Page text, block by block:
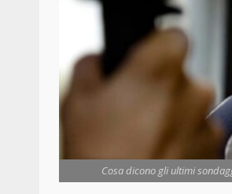
Cosa dicono gli ultimi